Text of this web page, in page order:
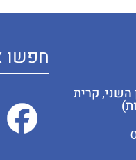
השני, קרית
חפשו